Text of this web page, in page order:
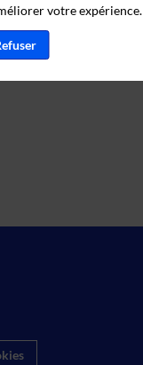
votre expérience.